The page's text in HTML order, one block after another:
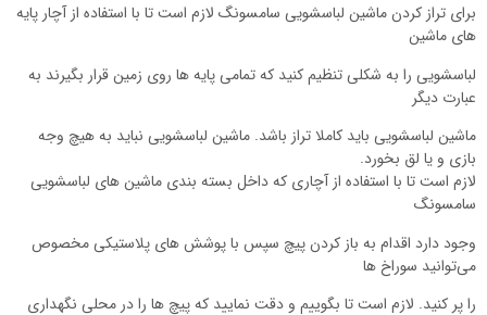
برای تراز کردن ماشین لباسشویی سامسونگ لازم است تا با استفاده از آچار پایه
های ماشین
لباسشویی را به شکلی تنظیم کنید که تمامی پایه ها روی زمین قرار بگیرند به
عبارت دیگر
ماشین لباسشویی باید کاملا تراز باشد. ماشین لباسشویی نباید به هیچ وجه
بازی و یا لق بخورد.
لازم است تا با استفاده از آچاری که داخل بسته بندی ماشین های لباسشویی
سامسونگ
وجود دارد اقدام به باز کردن پیچ سپس با پوشش های پلاستیکی مخصوص
می‌توانید سوراخ ها
را پر کنید. لازم است تا بگوییم و دقت نمایید که پیچ ها را در محلی نگهداری